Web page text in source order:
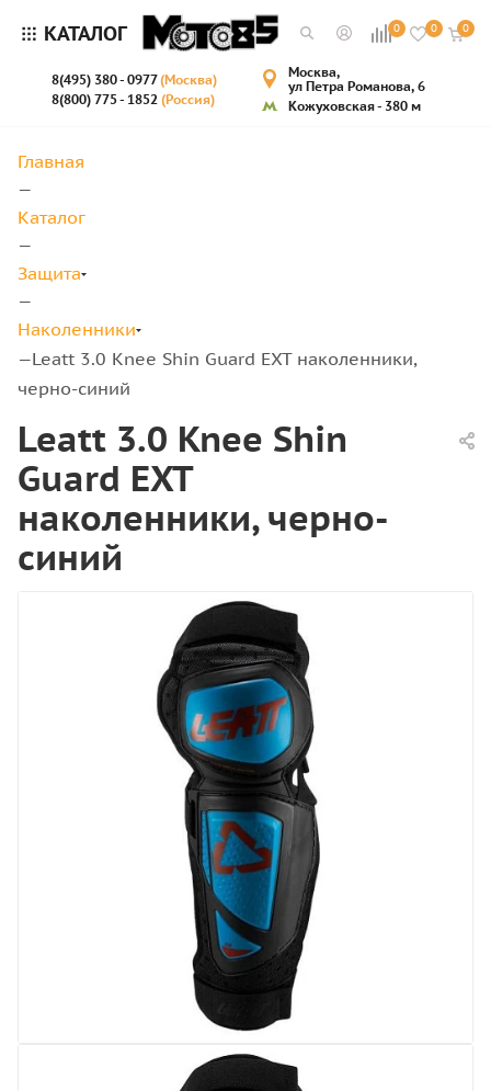
КАТАЛОГ 0 0 0
8(495) 380 - 0977(Москва)
8(800) 775 - 1852 (Россия)
Москва,
ул Петра Романова, 6
Кожуховская - 380 м
Главная
—
Каталог
—
Защита
—
Наколенники
—Leatt 3.0 Knee Shin Guard EXT наколенники,
черно-синий
Leatt 3.0 Knee Shin
Guard EXT
наколенники, черно-
синий